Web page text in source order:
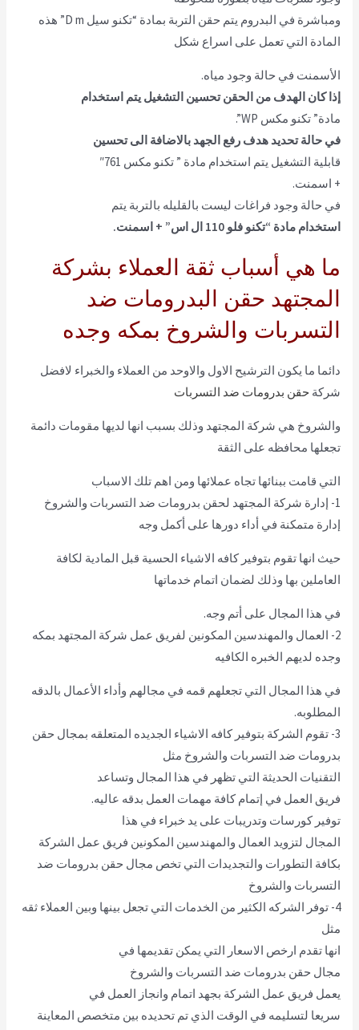
ومباشرة في البدروم يتم حقن التربة بمادة “تكنو سيل D m” هذه
المادة التي تعمل على اسراع شكل
الأسمنت في حالة وجود مياه.
إذا كان الهدف من الحقن تحسين التشغيل يتم استخدام
مادة” تكنو مكس WP”.
في حالة تحديد هدف رفع الجهد بالاضافة الى تحسين
قابلية التشغيل يتم استخدام مادة ” تكنو مكس 761″
+ اسمنت.
في حالة وجود فراغات ليست بالقليله بالتربة يتم
استخدام مادة “تكنو فلو 110 ال اس” + اسمنت.
ما هي أسباب ثقة العملاء بشركة
المجتهد حقن البدرومات ضد
التسربات والشروخ بمكه وجده
دائما ما يكون الترشيح الاول والاوحد من العملاء والخبراء لافضل
شركة حقن بدرومات ضد التسربات
والشروخ هي شركة المجتهد وذلك بسبب انها لديها مقومات دائمة
تجعلها محافظه على الثقة
التي قامت ببنائها تجاه عملائها ومن اهم تلك الاسباب
1- إدارة شركة المجتهد لحقن بدرومات ضد التسربات والشروخ
إدارة متمكنة في أداء دورها على أكمل وجه
حيث انها تقوم بتوفير كافه الاشياء الحسية قبل المادية لكافة
العاملين بها وذلك لضمان اتمام خدماتها
في هذا المجال على أتم وجه.
2- العمال والمهندسين المكونين لفريق عمل شركة المجتهد بمكه
وجده لديهم الخبره الكافيه
في هذا المجال التي تجعلهم قمه في مجالهم وأداء الأعمال بالدقه
المطلوبه.
3- تقوم الشركة بتوفير كافه الاشياء الجديده المتعلقه بمجال حقن
بدرومات ضد التسربات والشروخ مثل
التقنيات الحديثة التي تظهر في هذا المجال وتساعد
فريق العمل في إتمام كافة مهمات العمل بدقه عاليه.
توفير كورسات وتدريبات على يد خبراء في هذا
المجال لتزويد العمال والمهندسين المكونين فريق عمل الشركة
بكافة التطورات والتجديدات التي تخص مجال حقن بدرومات ضد
التسربات والشروخ
4- توفر الشركه الكثير من الخدمات التي تجعل بينها وبين العملاء ثقه
مثل
انها تقدم ارخص الاسعار التي يمكن تقديمها في
مجال حقن بدرومات ضد التسربات والشروخ
يعمل فريق عمل الشركة بجهد اتمام وانجاز العمل في
سريعا لتسليمه في الوقت الذي تم تحديده بين متخصص المعاينة